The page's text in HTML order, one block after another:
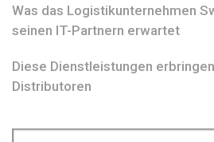
Was das Logistikunternehmen
seinen IT-Partnern erwartet
Diese Dienstleistungen
Distributoren